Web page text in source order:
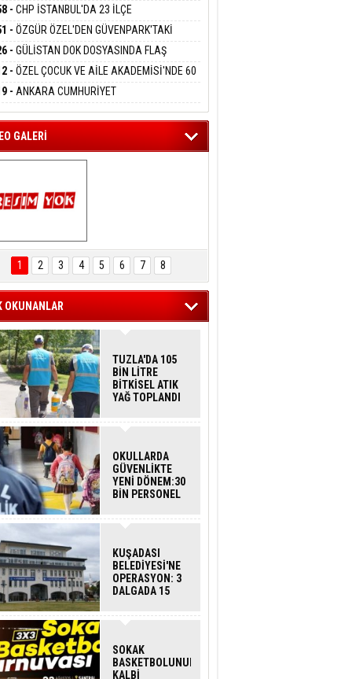
Kaynas
ÇİZGİMİZ ŞEHİT AİLELERİ
HASSASİYETİDİR''
- CHP İSTANBUL'DA 23 İLÇE
ATAMALAR GERÇEKLEŞTİ
- ÖZGÜR ÖZEL'DEN GÜVENPARK'TAKİ
DESTEK:''SONUÇ ALANA KADAR
- GÜLİSTAN DOK DOSYASINDA FLAŞ
2 DALGIÇ DELİL KARARTMA
TUTUTKLANDI
- ÖZEL ÇOCUK VE AİLE AKADEMİSİ'NDE 60
HİZMET VERİLDİ
- ANKARA CUMHURİYET
ÖZGÜR ÖZEL VE VELİ
HAKKINDA FEZLEKE
GALERİ
ENGELSİZ
FESTİVALİ
KONSERİ
MEST
1 2 3 4 5 6 7 8
OKUNANLAR
TUZLA'DA 105
BİN LİTRE
BİTKİSEL ATIK
YAĞ TOPLANDI
OKULLARDA
GÜVENLİKTE
YENİ DÖNEM:30
BİN PERSONEL
DEDEKTÖRLÜ
KUŞADASI
BELEDİYESİ'NE
OPERASYON: 3
DALGADA 15
SOKAK
BASKETBOLUNUN
KALBİ